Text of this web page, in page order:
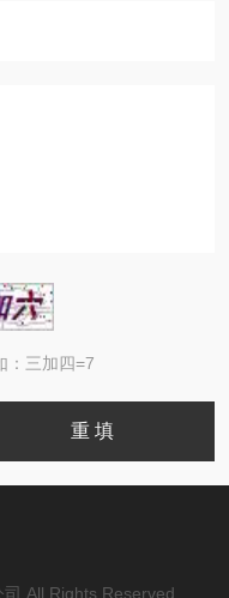
：三加四=7
All Rights Reserved